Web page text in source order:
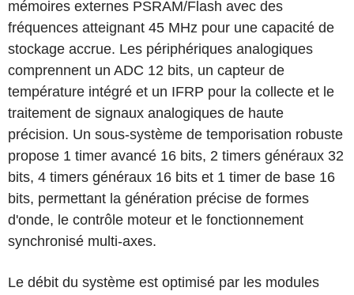
mémoires externes PSRAM/Flash avec des
fréquences atteignant 45 MHz pour une capacité de
stockage accrue. Les périphériques analogiques
comprennent un ADC 12 bits, un capteur de
température intégré et un IFRP pour la collecte et le
traitement de signaux analogiques de haute
précision. Un sous-système de temporisation robuste
propose 1 timer avancé 16 bits, 2 timers généraux 32
bits, 4 timers généraux 16 bits et 1 timer de base 16
bits, permettant la génération précise de formes
d'onde, le contrôle moteur et le fonctionnement
synchronisé multi-axes.
Le débit du système est optimisé par les modules